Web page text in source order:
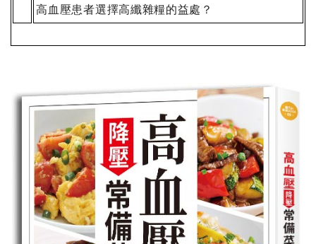
高血壓患者選擇高纖雜糧的益處？